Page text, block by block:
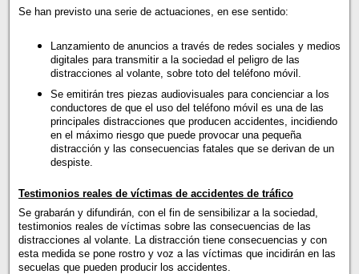
Se han previsto una serie de actuaciones, en ese sentido:
Lanzamiento de anuncios a través de redes sociales y medios
digitales para transmitir a la sociedad el peligro de las
distracciones al volante, sobre toto del teléfono móvil.
Se emitirán tres piezas audiovisuales para concienciar a los
conductores de que el uso del teléfono móvil es una de las
principales distracciones que producen accidentes, incidiendo
en el máximo riesgo que puede provocar una pequeña
distracción y las consecuencias fatales que se derivan de un
despiste.
Testimonios reales de víctimas de accidentes de tráfico
Se grabarán y difundirán, con el fin de sensibilizar a la sociedad,
testimonios reales de víctimas sobre las consecuencias de las
distracciones al volante. La distracción tiene consecuencias y con
esta medida se pone rostro y voz a las víctimas que incidirán en las
secuelas que pueden producir los accidentes.